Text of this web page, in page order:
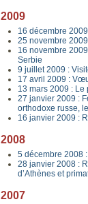
2009
16 décembre
25 novembre
16 novembre
Serbie
9 juillet 2009 :
17 avril 2009 :
13 mars 2009 : Le
27 janvier 2009 :
orthodoxe russe,
16 janvier 2009 :
2008
5 décembre 2008
28 janvier 2008 :
d’Athènes et
2007